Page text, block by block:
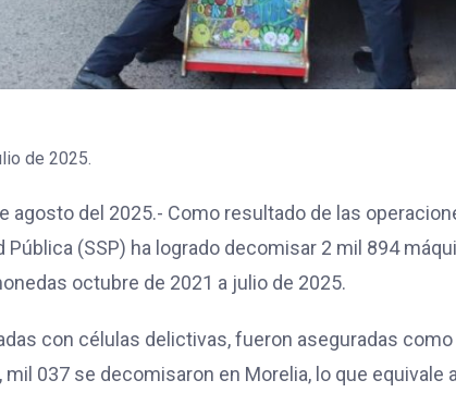
de 2025.
agosto del 2025.- Como resultado de las
Pública (SSP) ha logrado decomisar 2 mil 894
octubre de 2021 a julio de 2025.
con células delictivas, fueron aseguradas
037 se decomisaron en Morelia, lo que equivale